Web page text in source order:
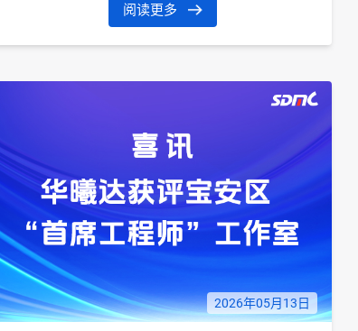
阅读更多
2026年05月13日